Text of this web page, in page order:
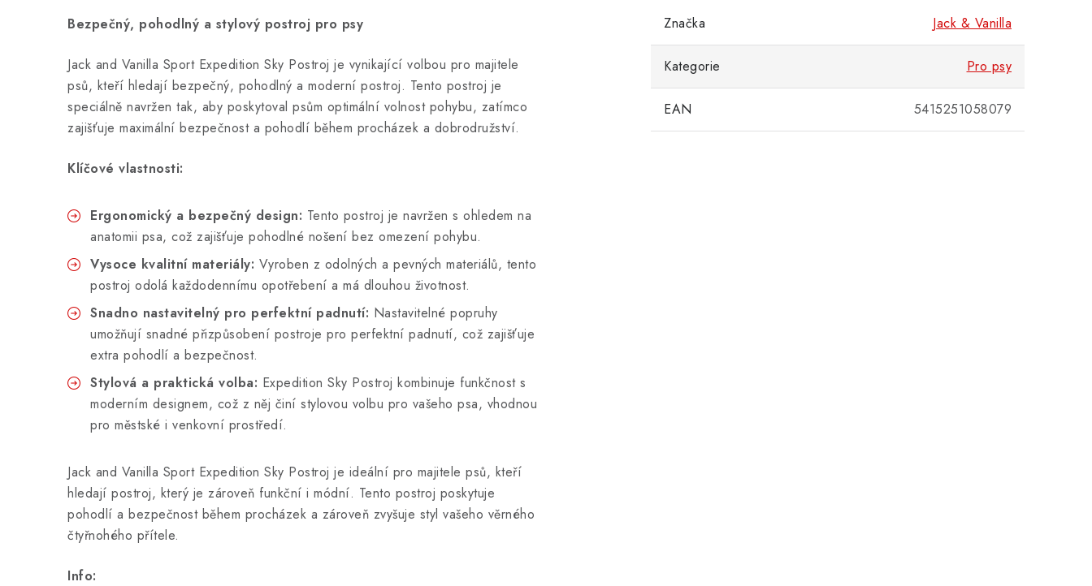
Bezpečný, pohodlný a stylový postroj pro psy
Jack and Vanilla Sport Expedition Sky Postroj je vynikající volbou pro majitele
psů, kteří hledají bezpečný, pohodlný a moderní postroj. Tento postroj je
speciálně navržen tak, aby poskytoval psům optimální volnost pohybu, zatímco
zajišťuje maximální bezpečnost a pohodlí během procházek a dobrodružství.
Klíčové vlastnosti:
Ergonomický a bezpečný design: Tento postroj je navržen s ohledem na
anatomii psa, což zajišťuje pohodlné nošení bez omezení pohybu.
Vysoce kvalitní materiály: Vyroben z odolných a pevných materiálů, tento
postroj odolá každodennímu opotřebení a má dlouhou životnost.
Snadno nastavitelný pro perfektní padnutí: Nastavitelné popruhy
umožňují snadné přizpůsobení postroje pro perfektní padnutí, což zajišťuje
extra pohodlí a bezpečnost.
Stylová a praktická volba: Expedition Sky Postroj kombinuje funkčnost s
moderním designem, což z něj činí stylovou volbu pro vašeho psa, vhodnou
pro městské i venkovní prostředí.
Jack and Vanilla Sport Expedition Sky Postroj je ideální pro majitele psů, kteří
hledají postroj, který je zároveň funkční i módní. Tento postroj poskytuje
pohodlí a bezpečnost během procházek a zároveň zvyšuje styl vašeho věrného
čtyřnohého přítele.
Info:
Značka Jack & Vanilla
Kategorie Pro psy
EAN 5415251058079